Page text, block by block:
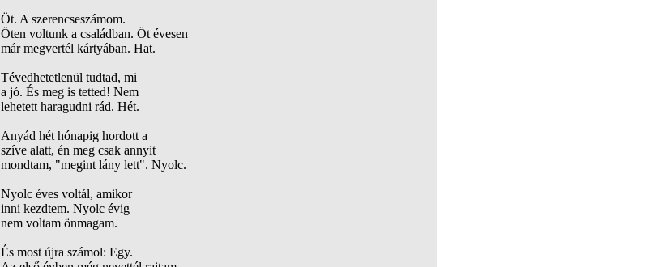
Öt. A szerencseszámom.
Öten voltunk a családban. Öt évesen
már megvertél kártyában. Hat.
Tévedhetetlenül tudtad, mi
a jó. És meg is tetted! Nem
lehetett haragudni rád. Hét.
Anyád hét hónapig hordott a
szíve alatt, én meg csak annyit
mondtam, "megint lány lett". Nyolc.
Nyolc éves voltál, amikor
inni kezdtem. Nyolc évig
nem voltam önmagam.
És most újra számol: Egy.